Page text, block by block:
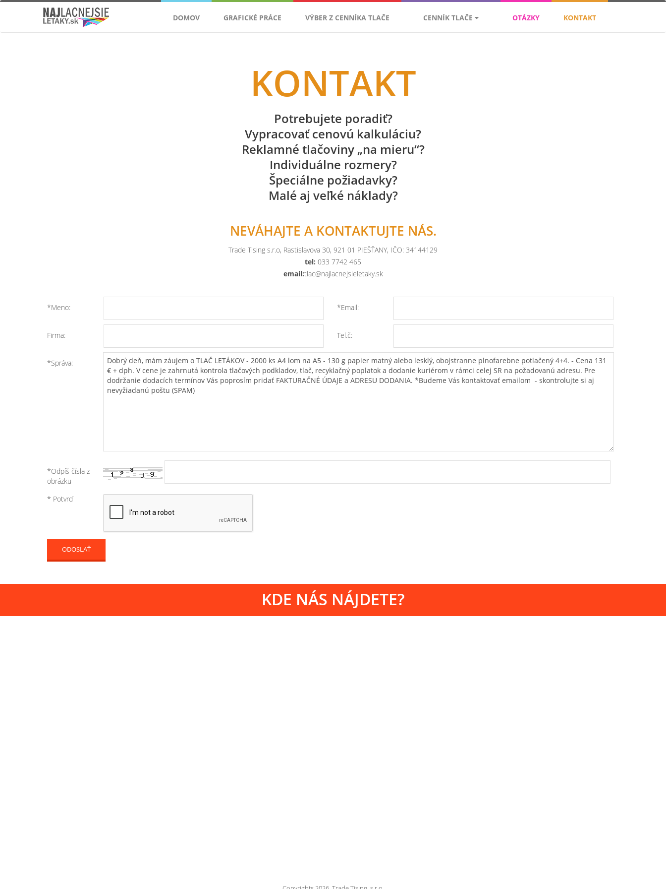
DOMOV GRAFICKÉ PRÁCE VÝBER Z CENNÍKA TLAČE CENNÍK TLAČE OTÁZKY KONTAKT
KONTAKT
Potrebujete poradiť?
Vypracovať cenovú kalkuláciu?
Reklamné tlačoviny „na mieru“?
Individuálne rozmery?
Špeciálne požiadavky?
Malé aj veľké náklady?
NEVÁHAJTE A KONTAKTUJTE NÁS.
Trade Tising s.r.o, Rastislavova 30, 921 01 PIEŠŤANY, IČO: 34144129
tel: 033 7742 465
email:tlac@najlacnejsieletaky.sk
*Meno: *Email:
Firma: Tel.č:
*Správa:
*Odpíš čísla z
obrázku
* Potvrď
KDE NÁS NÁJDETE?